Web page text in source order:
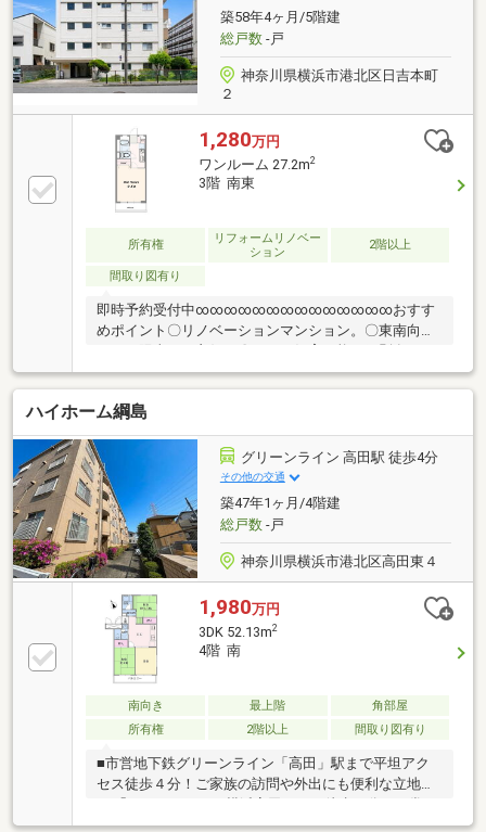
燥機・ディスポーザー・浴室乾燥暖房機・温水洗浄便
座・全館浄水システム
築58年4ヶ月/5階建
総戸数-戸
神奈川県横浜市港北区日吉本町
２
1,280万円
ワンルーム 27.2m2
3階 南東
所有権
リフォームリノベー
ション
2階以上
間取り図有り
即時予約受付中∞∞∞∞∞∞∞∞∞∞∞∞∞∞おすす
めポイント〇リノベーションマンション。〇東南向き
につき陽当たり良好。〇ペット飼育可能（細則有り）
〇駅徒歩４分の平坦地に立地。
∞∞∞∞∞∞∞∞∞∞∞∞∞∞∞☆彡居心地のいい暮
らし☆彡居心地の良い条件に、欠かせない眩い採光。
ゆったりとした幅の窓からこの空間に降り注ぐ採光が
絶えない。陽当たりの良い住宅こそ居心地のいい暮ら
しができます。
ハイホーム綱島
グリーンライン 高田駅 徒歩4分
その他の交通
築47年1ヶ月/4階建
総戸数-戸
神奈川県横浜市港北区高田東４
1,980万円
3DK 52.13m2
4階 南
南向き 最上階
角部屋
所有権
2階以上 間取り図有り
■市営地下鉄グリーンライン「高田」駅まで平坦アク
セス徒歩４分！ご家族の訪問や外出にも便利な立地
♪■「イオンスタイル横浜高田」まで徒歩５分！日常の
買い物を徒歩圏内で完結できる快適な住環境■ターミ